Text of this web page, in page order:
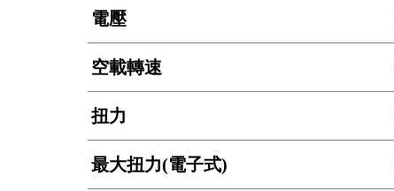
電壓
空載轉速
扭力
最大扭力(電子式)